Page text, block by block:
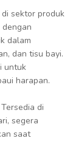
sektor produk
dalam
dan tisu bayi.
untuk
harapan.
di
segera
saat